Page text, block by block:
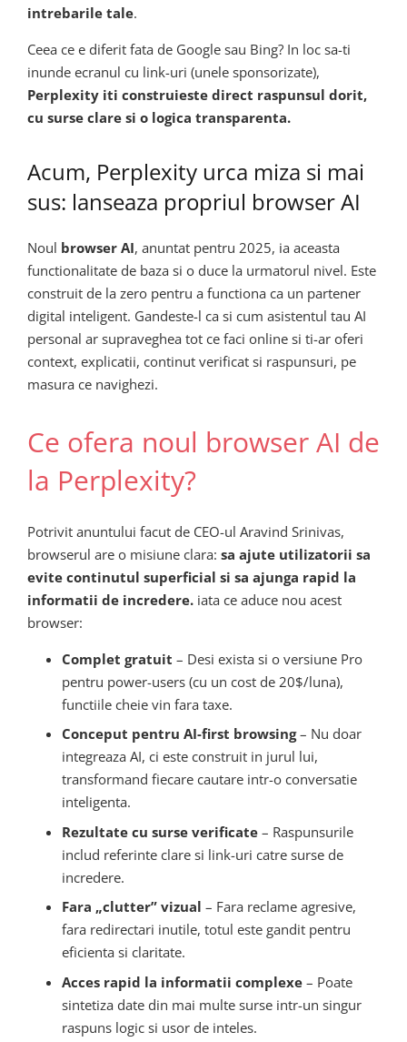
intrebarile tale.
Ceea ce e diferit fata de Google sau Bing? In loc sa-ti
inunde ecranul cu link-uri (unele sponsorizate),
Perplexity iti construieste direct raspunsul dorit,
cu surse clare si o logica transparenta.
Acum, Perplexity urca miza si mai
sus: lanseaza propriul browser AI
Noul browser AI, anuntat pentru 2025, ia aceasta
functionalitate de baza si o duce la urmatorul nivel. Este
construit de la zero pentru a functiona ca un partener
digital inteligent. Gandeste-l ca si cum asistentul tau AI
personal ar supraveghea tot ce faci online si ti-ar oferi
context, explicatii, continut verificat si raspunsuri, pe
masura ce navighezi.
Ce ofera noul browser AI de
la Perplexity?
Potrivit anuntului facut de CEO-ul Aravind Srinivas,
browserul are o misiune clara: sa ajute utilizatorii sa
evite continutul superficial si sa ajunga rapid la
informatii de incredere. iata ce aduce nou acest
browser:
Complet gratuit – Desi exista si o versiune Pro
pentru power-users (cu un cost de 20$/luna),
functiile cheie vin fara taxe.
Conceput pentru AI-first browsing– Nu doar
integreaza AI, ci este construit in jurul lui,
transformand fiecare cautare intr-o conversatie
inteligenta.
Rezultate cu surse verificate– Raspunsurile
includ referinte clare si link-uri catre surse de
incredere.
Fara „clutter” vizual – Fara reclame agresive,
fara redirectari inutile, totul este gandit pentru
eficienta si claritate.
Acces rapid la informatii complexe– Poate
sintetiza date din mai multe surse intr-un singur
raspuns logic si usor de inteles.